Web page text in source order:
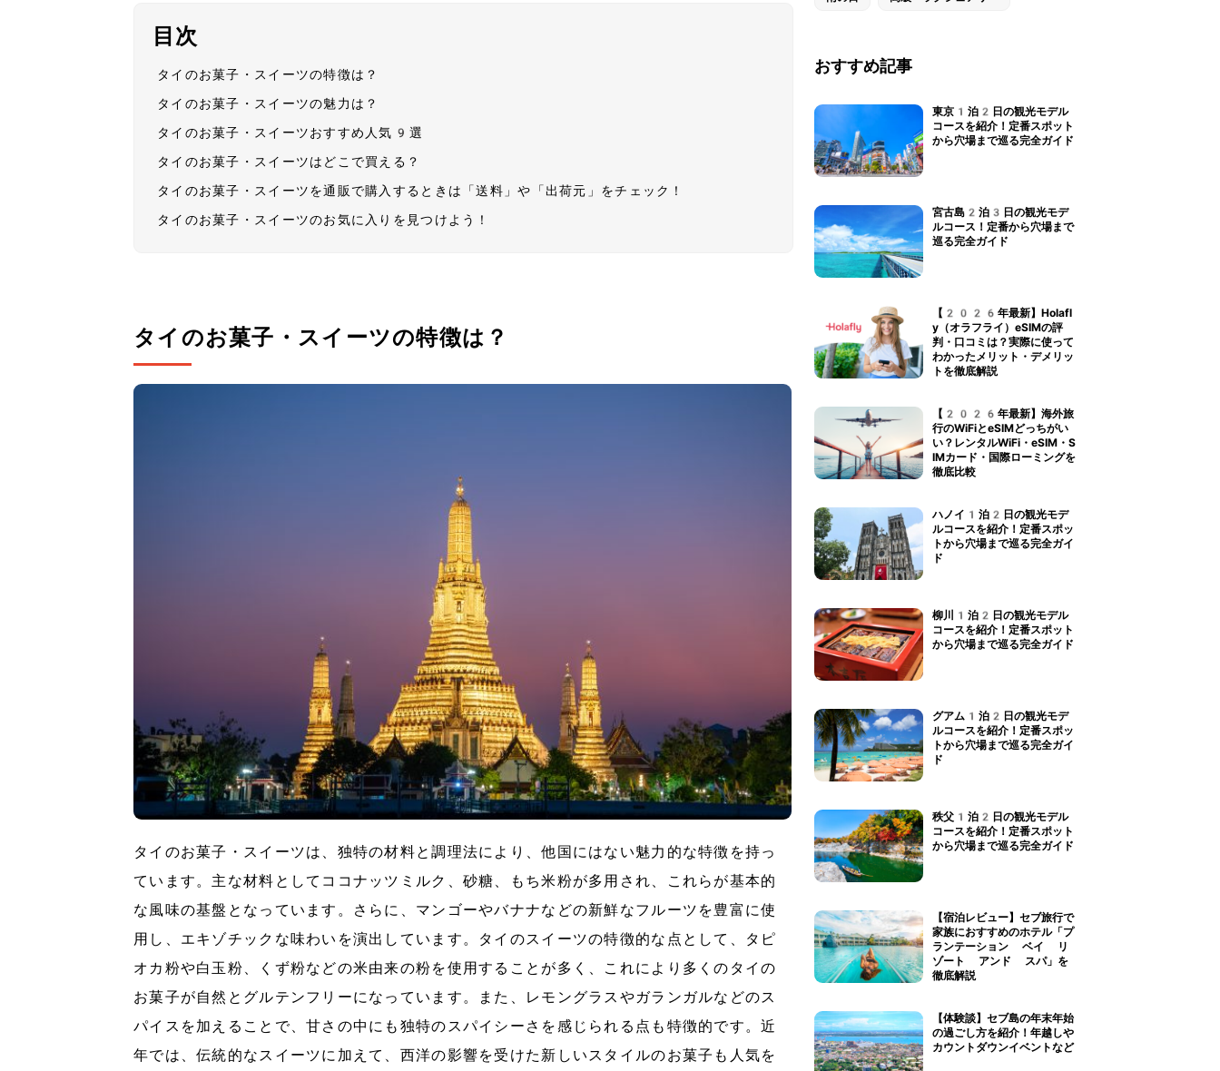
目次
タイのお菓子・スイーツの特徴は？
タイのお菓子・スイーツの魅力は？
タイのお菓子・スイーツおすすめ人気9選
タイのお菓子・スイーツはどこで買える？
タイのお菓子・スイーツを通販で購入するときは「送料」や「出荷元」をチェック！
タイのお菓子・スイーツのお気に入りを見つけよう！
タイのお菓子・スイーツの特徴は？
タイのお菓子・スイーツは、独特の材料と調理法により、他国にはない魅力的な特徴を持っ
ています。主な材料としてココナッツミルク、砂糖、もち米粉が多用され、これらが基本的
な風味の基盤となっています。さらに、マンゴーやバナナなどの新鮮なフルーツを豊富に使
用し、エキゾチックな味わいを演出しています。タイのスイーツの特徴的な点として、タピ
オカ粉や白玉粉、くず粉などの米由来の粉を使用することが多く、これにより多くのタイの
お菓子が自然とグルテンフリーになっています。また、レモングラスやガランガルなどのス
パイスを加えることで、甘さの中にも独特のスパイシーさを感じられる点も特徴的です。近
年では、伝統的なスイーツに加えて、西洋の影響を受けた新しいスタイルのお菓子も人気を
おすすめ記事
東京1泊2日の観光モデル
コースを紹介！定番スポット
から穴場まで巡る完全ガイド
宮古島2泊3日の観光モデ
ルコース！定番から穴場まで
巡る完全ガイド
【2026年最新】Holafl
y（オラフライ）eSIMの評
判・口コミは？実際に使って
わかったメリット・デメリッ
トを徹底解説
【2026年最新】海外旅
行のWiFiとeSIMどっちがい
い？レンタルWiFi・eSIM・S
IMカード・国際ローミングを
徹底比較
ハノイ1泊2日の観光モデ
ルコースを紹介！定番スポッ
トから穴場まで巡る完全ガイ
ド
柳川1泊2日の観光モデル
コースを紹介！定番スポット
から穴場まで巡る完全ガイド
グアム1泊2日の観光モデ
ルコースを紹介！定番スポッ
トから穴場まで巡る完全ガイ
ド
秩父1泊2日の観光モデル
コースを紹介！定番スポット
から穴場まで巡る完全ガイド
【宿泊レビュー】セブ旅行で
家族におすすめのホテル「プ
ランテーション ベイ リ
ゾート アンド スパ」を
徹底解説
【体験談】セブ島の年末年始
の過ごし方を紹介！年越しや
カウントダウンイベントなど